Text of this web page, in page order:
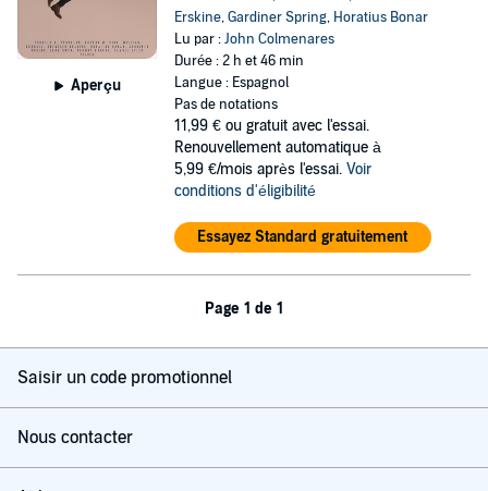
Aperçu
Erskine,Gardiner Spring, Horatius Bonar
Lu par :John Colmenares
Durée : 2 h et 46 min
Langue : Espagnol
Pas de notations
11,99 € ou gratuit avec l'essai.
Renouvellement automatique à
5,99 €/mois après l'essai. Voir
conditions d'éligibilité
Essayez Standard gratuitement
Page 1 de 1
Saisir un code promotionnel
Nous contacter